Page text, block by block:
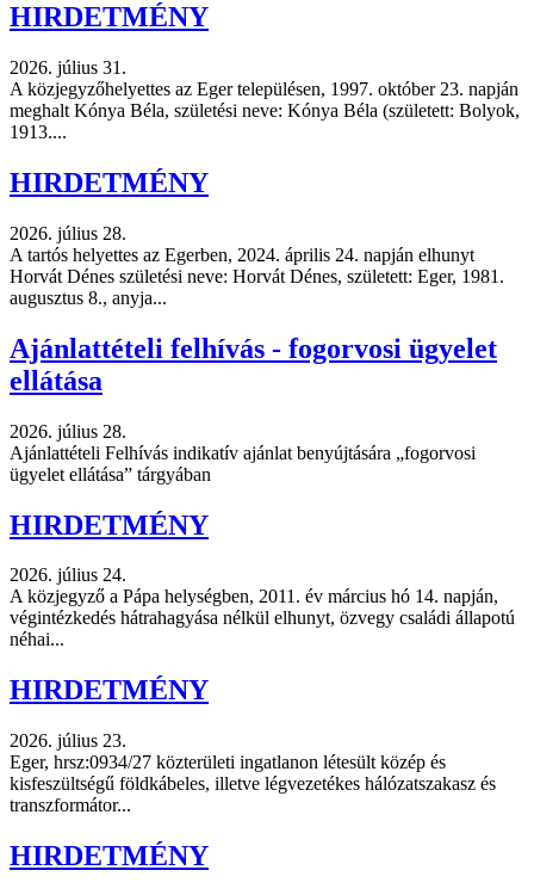
HIRDETMÉNY
2026. július 31.
A közjegyzőhelyettes az Eger településen, 1997. október 23. napján
meghalt Kónya Béla, születési neve: Kónya Béla (született: Bolyok,
1913....
HIRDETMÉNY
2026. július 28.
A tartós helyettes az Egerben, 2024. április 24. napján elhunyt
Horvát Dénes születési neve: Horvát Dénes, született: Eger, 1981.
augusztus 8., anyja...
Ajánlattételi felhívás - fogorvosi ügyelet
ellátása
2026. július 28.
Ajánlattételi Felhívás indikatív ajánlat benyújtására „fogorvosi
ügyelet ellátása” tárgyában
HIRDETMÉNY
2026. július 24.
A közjegyző a Pápa helységben, 2011. év március hó 14. napján,
végintézkedés hátrahagyása nélkül elhunyt, özvegy családi állapotú
néhai...
HIRDETMÉNY
2026. július 23.
Eger, hrsz:0934/27 közterületi ingatlanon létesült közép és
kisfeszültségű földkábeles, illetve légvezetékes hálózatszakasz és
transzformátor...
HIRDETMÉNY